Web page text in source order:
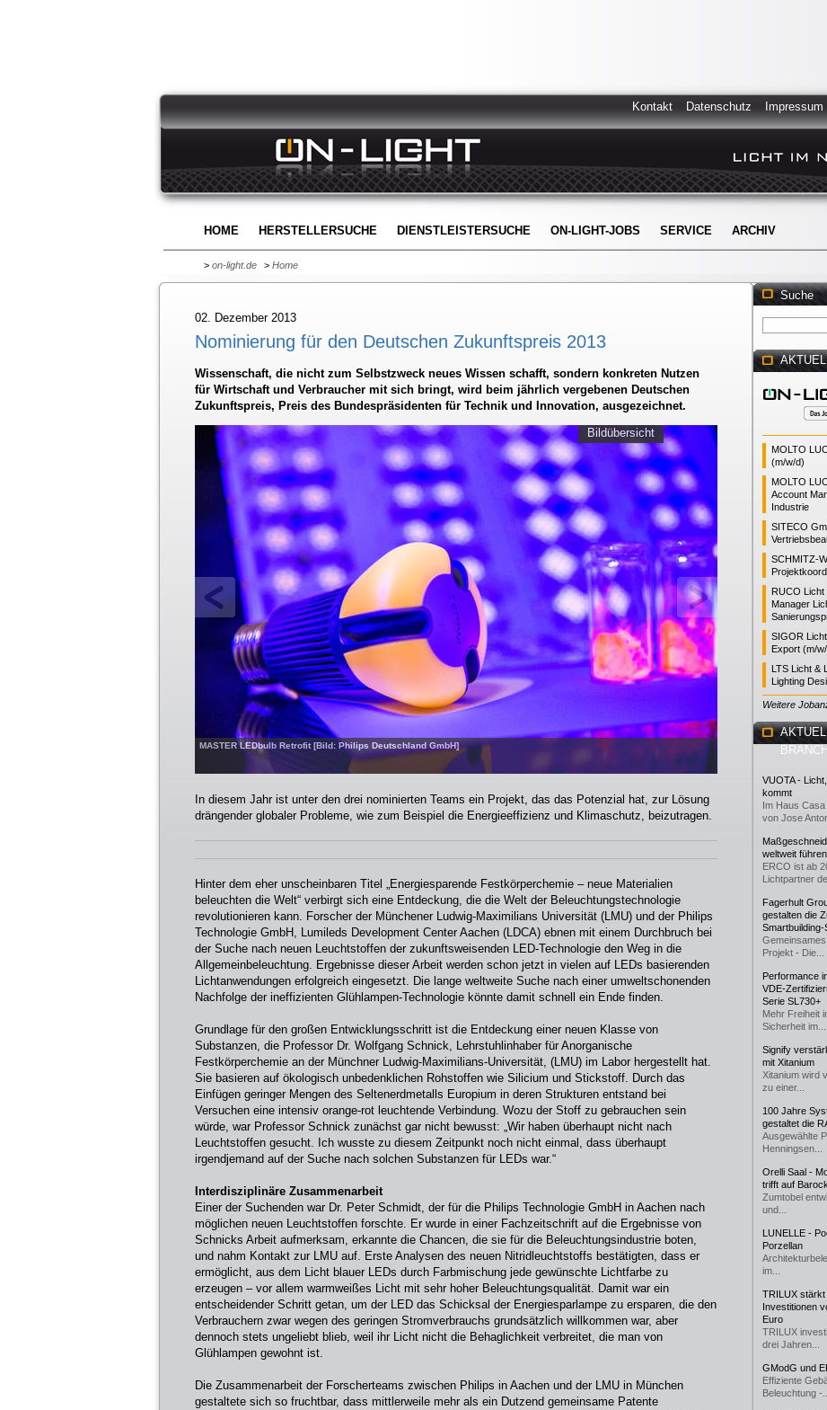
Kontakt Datenschutz Impressum
HOME HERSTELLERSUCHE DIENSTLEISTERSUCHE ON-LIGHT-JOBS SERVICE ARCHIV
> on-light.de > Home
02. Dezember 2013
Nominierung für den Deutschen Zukunftspreis 2013
Wissenschaft, die nicht zum Selbstzweck neues Wissen schafft, sondern konkreten Nutzen
für Wirtschaft und Verbraucher mit sich bringt, wird beim jährlich vergebenen Deutschen
Zukunftspreis, Preis des Bundespräsidenten für Technik und Innovation, ausgezeichnet.
MASTER LEDbulb Retrofit [Bild: Philips Deutschland GmbH]
Bildübersicht
In diesem Jahr ist unter den drei nominierten Teams ein Projekt, das das Potenzial hat, zur Lösung
drängender globaler Probleme, wie zum Beispiel die Energieeffizienz und Klimaschutz, beizutragen.
Hinter dem eher unscheinbaren Titel „Energiesparende Festkörperchemie – neue Materialien
beleuchten die Welt“ verbirgt sich eine Entdeckung, die die Welt der Beleuchtungstechnologie
revolutionieren kann. Forscher der Münchener Ludwig-Maximilians Universität (LMU) und der Philips
Technologie GmbH, Lumileds Development Center Aachen (LDCA) ebnen mit einem Durchbruch bei
der Suche nach neuen Leuchtstoffen der zukunftsweisenden LED-Technologie den Weg in die
Allgemeinbeleuchtung. Ergebnisse dieser Arbeit werden schon jetzt in vielen auf LEDs basierenden
Lichtanwendungen erfolgreich eingesetzt. Die lange weltweite Suche nach einer umweltschonenden
Nachfolge der ineffizienten Glühlampen-Technologie könnte damit schnell ein Ende finden.
Grundlage für den großen Entwicklungsschritt ist die Entdeckung einer neuen Klasse von
Substanzen, die Professor Dr. Wolfgang Schnick, Lehrstuhlinhaber für Anorganische
Festkörperchemie an der Münchner Ludwig-Maximilians-Universität, (LMU) im Labor hergestellt hat.
Sie basieren auf ökologisch unbedenklichen Rohstoffen wie Silicium und Stickstoff. Durch das
Einfügen geringer Mengen des Seltenerdmetalls Europium in deren Strukturen entstand bei
Versuchen eine intensiv orange-rot leuchtende Verbindung. Wozu der Stoff zu gebrauchen sein
würde, war Professor Schnick zunächst gar nicht bewusst: „Wir haben überhaupt nicht nach
Leuchtstoffen gesucht. Ich wusste zu diesem Zeitpunkt noch nicht einmal, dass überhaupt
irgendjemand auf der Suche nach solchen Substanzen für LEDs war.“
Interdisziplinäre Zusammenarbeit
Einer der Suchenden war Dr. Peter Schmidt, der für die Philips Technologie GmbH in Aachen nach
möglichen neuen Leuchtstoffen forschte. Er wurde in einer Fachzeitschrift auf die Ergebnisse von
Schnicks Arbeit aufmerksam, erkannte die Chancen, die sie für die Beleuchtungsindustrie boten,
und nahm Kontakt zur LMU auf. Erste Analysen des neuen Nitridleuchtstoffs bestätigten, dass er
ermöglicht, aus dem Licht blauer LEDs durch Farbmischung jede gewünschte Lichtfarbe zu
erzeugen – vor allem warmweißes Licht mit sehr hoher Beleuchtungsqualität. Damit war ein
entscheidender Schritt getan, um der LED das Schicksal der Energiesparlampe zu ersparen, die den
Verbrauchern zwar wegen des geringen Stromverbrauchs grundsätzlich willkommen war, aber
dennoch stets ungeliebt blieb, weil ihr Licht nicht die Behaglichkeit verbreitet, die man von
Glühlampen gewohnt ist.
Die Zusammenarbeit der Forscherteams zwischen Philips in Aachen und der LMU in München
gestaltete sich so fruchtbar, dass mittlerweile mehr als ein Dutzend gemeinsame Patente
Suche
MOLTO
(m/w/d)
MOLTO
Account
Industrie
SITECO
SCHMITZ-
RUCO
Manager
SIGOR
Export (m/
LTS Licht &
Lighting
Weitere
VUOTA -
kommt
Im Haus
von Jose
weltweit
ERCO ist ab
Lichtpartner
Fagerhult
gestalten die
Smartbuilding-
Projekt - Die...
Performance
VDE-
Serie SL730+
Mehr Freiheit
Sicherheit im...
Signify
mit Xitanium
Xitanium wird
zu einer...
100 Jahre
gestaltet die
Ausgewählte
Henningsen...
Orelli Saal -
trifft auf Barock
Zumtobel
und...
LUNELLE -
Porzellan
im...
TRILUX stärkt
Investitionen
Euro
TRILUX
drei Jahren...
GModG und
Effiziente
Beleuchtung -...